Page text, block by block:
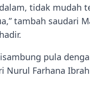
tidak mudah
tambah saudari
pula
Nurul Farhana